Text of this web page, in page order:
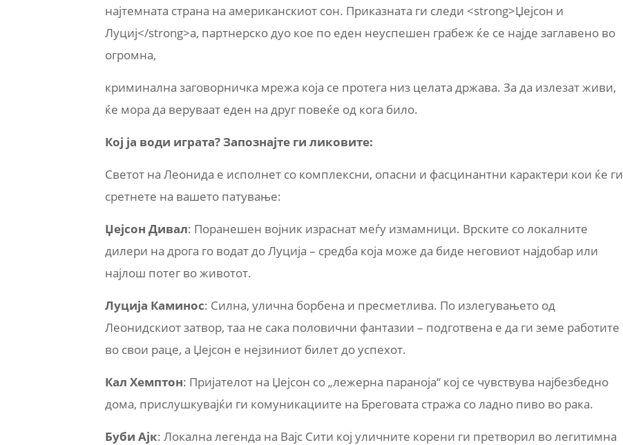
најтемната страна на американскиот сон. Приказната ги следи <strong>Џејсон и
Луциј</strong>а, партнерско дуо кое по еден неуспешен грабеж ќе се најде заглавено во
огромна,
криминална заговорничка мрежа која се протега низ целата држава. За да излезат живи,
ќе мора да веруваат еден на друг повеќе од кога било.
Кој ја води играта? Запознајте ги ликовите:
Светот на Леонида е исполнет со комплексни, опасни и фасцинантни карактери кои ќе ги
сретнете на вашето патување:
Џејсон Дивал: Поранешен војник израснат меѓу измамници. Врските со локалните
дилери на дрога го водат до Луција – средба која може да биде неговиот најдобар или
најлош потег во животот.
Луција Каминос: Силна, улична борбена и пресметлива. По излегувањето од
Леонидскиот затвор, таа не сака половични фантазии – подготвена е да ги земе работите
во свои раце, а Џејсон е нејзиниот билет до успехот.
Кал Хемптон: Пријателот на Џејсон со „лежерна параноја“ кој се чувствува најбезбедно
дома, прислушкувајќи ги комуникациите на Бреговата стража со ладно пиво во рака.
Буби Ајк: Локална легенда на Вајс Сити кој уличните корени ги претворил во легитимна